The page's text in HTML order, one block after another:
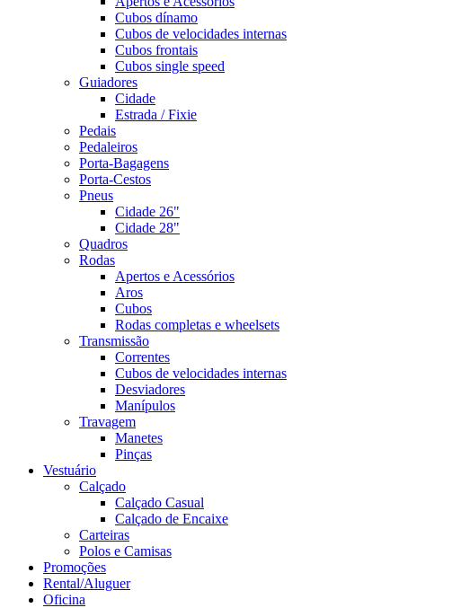
Cubos dínamo
Cubos de velocidades internas
Cubos frontais
Cubos single speed
Guiadores
Cidade
Estrada / Fixie
Pedais
Pedaleiros
Porta-Bagagens
Porta-Cestos
Pneus
Cidade 26"
Cidade 28"
Quadros
Rodas
Apertos e Acessórios
Aros
Cubos
Rodas completas e wheelsets
Transmissão
Correntes
Cubos de velocidades internas
Desviadores
Manípulos
Travagem
Manetes
Pinças
Vestuário
Calçado
Calçado Casual
Calçado de Encaixe
Carteiras
Polos e Camisas
Promoções
Rental/Aluguer
Oficina